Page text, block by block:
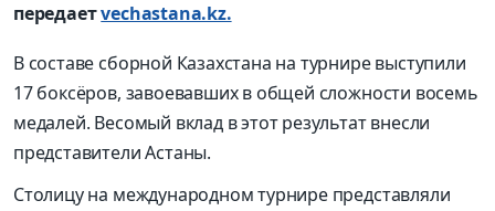
передаетvechastana.kz.
В составе сборной Казахстана на турнире выступили
17 боксёров, завоевавших в общей сложности восемь
медалей. Весомый вклад в этот результат внесли
представители Астаны.
Столицу на международном турнире представляли